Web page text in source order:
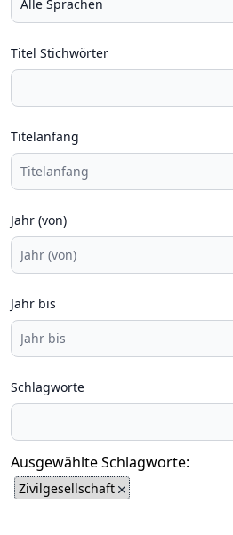
Titel Stichwörter
Titelanfang
Jahr (von)
Jahr bis
Schlagworte
Ausgewählte Schlagworte:
Zivilgesellschaft